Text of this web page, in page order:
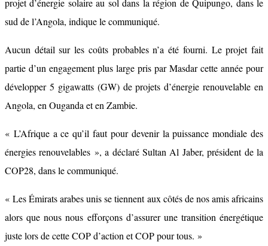
projet d’énergie solaire au sol dans la région de Quipungo, dans le
sud de l’Angola, indique le communiqué.
Aucun détail sur les coûts probables n’a été fourni. Le projet fait
partie d’un engagement plus large pris par Masdar cette année pour
développer 5 gigawatts (GW) de projets d’énergie renouvelable en
Angola, en Ouganda et en Zambie.
« L’Afrique a ce qu’il faut pour devenir la puissance mondiale des
énergies renouvelables », a déclaré Sultan Al Jaber, président de la
COP28, dans le communiqué.
« Les Émirats arabes unis se tiennent aux côtés de nos amis africains
alors que nous nous efforçons d’assurer une transition énergétique
juste lors de cette COP d’action et COP pour tous. »